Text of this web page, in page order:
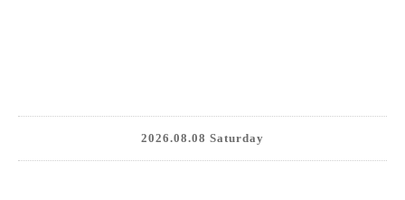
2026.08.08 Saturday